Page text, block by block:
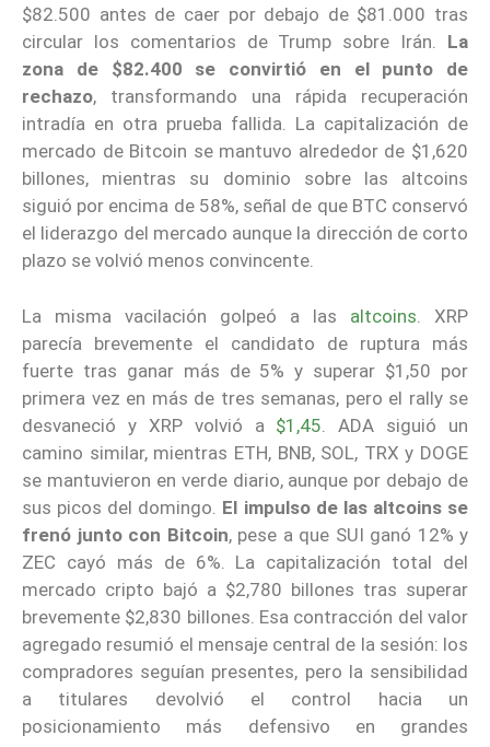
$82.500 antes de caer por debajo de $81.000 tras
circular los comentarios de Trump sobre Irán. La
zona de $82.400 se convirtió en el punto de
rechazo, transformando una rápida recuperación
intradía en otra prueba fallida. La capitalización de
mercado de Bitcoin se mantuvo alrededor de $1,620
billones, mientras su dominio sobre las altcoins
siguió por encima de 58%, señal de que BTC conservó
el liderazgo del mercado aunque la dirección de corto
plazo se volvió menos convincente.
La misma vacilación golpeó a las altcoins . XRP
parecía brevemente el candidato de ruptura más
fuerte tras ganar más de 5% y superar $1,50 por
primera vez en más de tres semanas, pero el rally se
desvaneció y XRP volvió a $1,45 . ADA siguió un
camino similar, mientras ETH, BNB, SOL, TRX y DOGE
se mantuvieron en verde diario, aunque por debajo de
sus picos del domingo. El impulso de las altcoins se
frenó junto con Bitcoin, pese a que SUI ganó 12% y
ZEC cayó más de 6%. La capitalización total del
mercado cripto bajó a $2,780 billones tras superar
brevemente $2,830 billones. Esa contracción del valor
agregado resumió el mensaje central de la sesión: los
compradores seguían presentes, pero la sensibilidad
a titulares devolvió el control hacia un
posicionamiento más defensivo en grandes